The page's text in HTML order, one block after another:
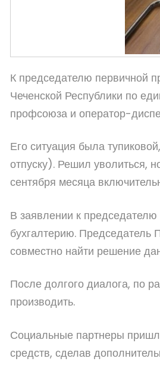
К председателю первичной
Чеченской Республики по
профсоюза и оператор-
Его ситуация была
отпуску). Решил уволиться,
сентября месяца
В заявлении к
бухгалтерию. Председатель
совместно найти решение
После долгого диалога, по
производить.
Социальные партнеры
средств, сделав